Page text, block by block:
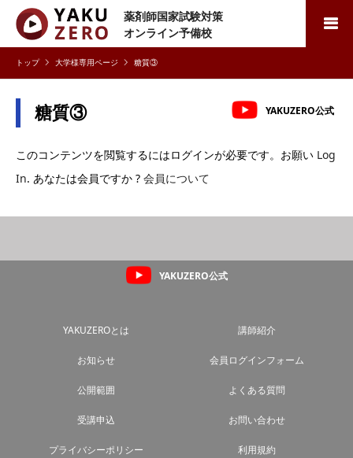
薬剤師国家試験対策
オンライン予備校
検索
大学様専用ページ 糖質③
糖質③ YAKUZERO公式
このコンテンツを閲覧するにはログインが必要です。お願い Log
In. あなたは会員ですか ? 会員について
YAKUZERO公式
YAKUZEROとは 講師紹介
お知らせ 会員ログインフォーム
公開範囲 よくある質問
受講申込 お問い合わせ
プライバシーポリシー 利用規約